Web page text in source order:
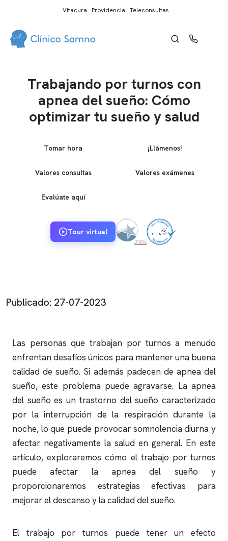
Vitacura · Providencia · Teleconsultas
Trabajando por turnos con
apnea del sueño: Cómo
optimizar tu sueño y salud
Tomar hora ¡Llámenos!
Valores consultas Valores exámenes
Evalúate aquí
Tour virtual
Publicado: 27-07-2023
Las personas que trabajan por turnos a menudo
enfrentan desafíos únicos para mantener una buena
calidad de sueño. Si además padecen de apnea del
sueño, este problema puede agravarse. La apnea
del sueño es un trastorno del sueño caracterizado
por la interrupción de la respiración durante la
noche, lo que puede provocar somnolencia diurna y
afectar negativamente la salud en general. En este
artículo, exploraremos cómo el trabajo por turnos
puede afectar la apnea del sueño y
proporcionaremos estrategias efectivas para
mejorar el descanso y la calidad del sueño.
El trabajo por turnos puede tener un efecto